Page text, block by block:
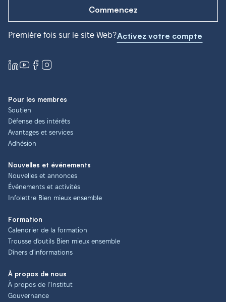
Commencez
Première fois sur le site Web?Activez votre compte
Pour les membres
Soutien
Défense des intérêts
Avantages et services
Adhésion
Nouvelles et événements
Nouvelles et annonces
Événements et activités
Infolettre Bien mieux ensemble
Formation
Calendrier de la formation
Trousse d'outils Bien mieux ensemble
Dîners d'informations
À propos de nous
À propos de l’Institut
Gouvernance